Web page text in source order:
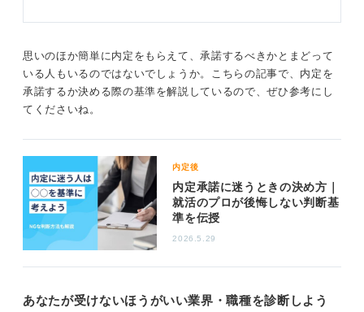
思いのほか簡単に内定をもらえて、承諾するべきかとまどって
いる人もいるのではないでしょうか。こちらの記事で、内定を
承諾するか決める際の基準を解説しているので、ぜひ参考にし
てくださいね。
内定後
内定承諾に迷うときの決め方｜
就活のプロが後悔しない判断基
準を伝授
2026.5.29
あなたが受けないほうがいい業界・職種を診断しよう